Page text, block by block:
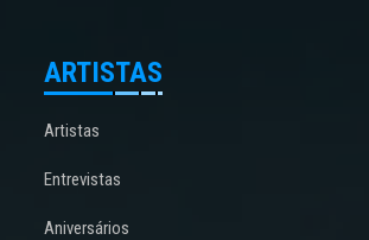
ARTISTAS
Artistas
Entrevistas
Aniversários